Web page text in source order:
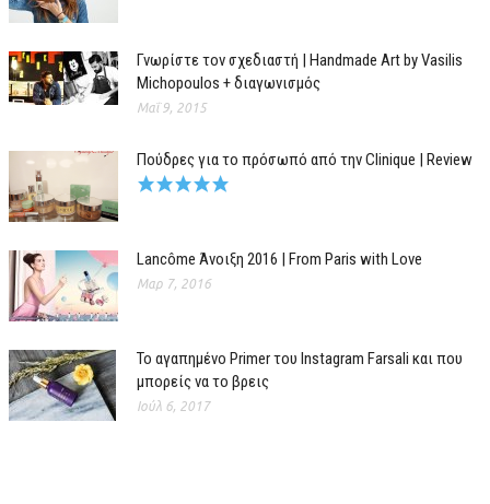
Γνωρίστε τον σχεδιαστή | Handmade Art by Vasilis
Michopoulos + διαγωνισμός
Μαΐ 9, 2015
Πούδρες για το πρόσωπό από την Clinique | Review
Lancôme Άνοιξη 2016 | From Paris with Love
Μαρ 7, 2016
Το αγαπημένο Primer του Instagram Farsali και που
μπορείς να το βρεις
Ιούλ 6, 2017